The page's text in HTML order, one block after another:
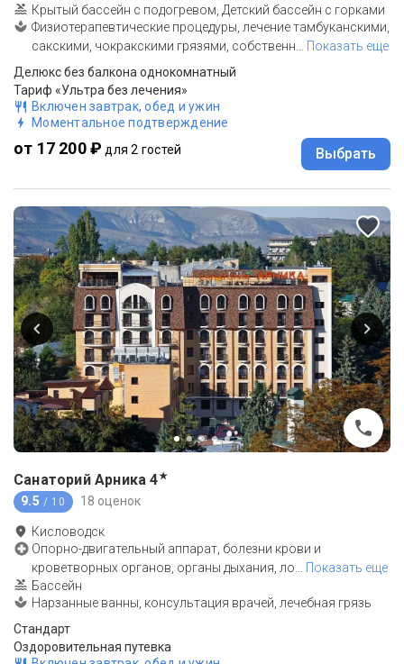
Крытый бассейн с подогревом, Детский бассейн с горками
Физиотерапевтические процедуры, лечение тамбуканскими,
сакскими, чокракскими грязями, собственн
Показать еще
Делюкс без балкона однокомнатный
Тариф «Ультра без лечения»
Включен завтрак, обед и ужин
Моментальное подтверждение
от 17 200 ₽ для 2 гостей Выбрать
Санаторий Арника 4★
9.5 / 10 18 оценок
Кисловодск
Опорно-двигательный аппарат, болезни крови и
кроветворных органов, органы дыхания, ло
Показать еще
Бассейн
Нарзанные ванны, консультация врачей, лечебная грязь
Стандарт
Оздоровительная путевка